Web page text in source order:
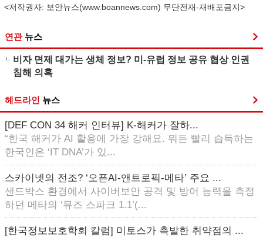
<저작권자: 보안뉴스(www.boannews.com) 무단전재-재배포금지>
연관 뉴스
비자 면제 대가는 생체 정보? 미-유럽 정보 공유 협상 인권
침해 의혹
헤드라인 뉴스
[DEF CON 34 해커 인터뷰] K-해커가 잘하...
“한국 해커가 AI 활용에 가장 강해요. 뭐든 빨리 습득하는
한국인은 ‘IT DNA’가 있...
스카이넷의 전조? ‘오픈AI-앤트로픽-메타’ 주요 ...
샌드박스 환경에서 사이버보안 공격 및 방어 능력을 측정
하던 메타의 ‘뮤즈 스파크 1.1’(...
[한국정보보호학회 칼럼] 미토스가 촉발한 취약점의 ...